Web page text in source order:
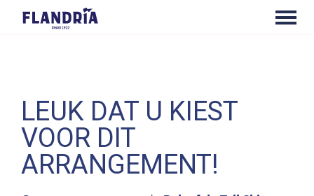
LEUK DAT U KIEST
VOOR DIT
ARRANGEMENT!